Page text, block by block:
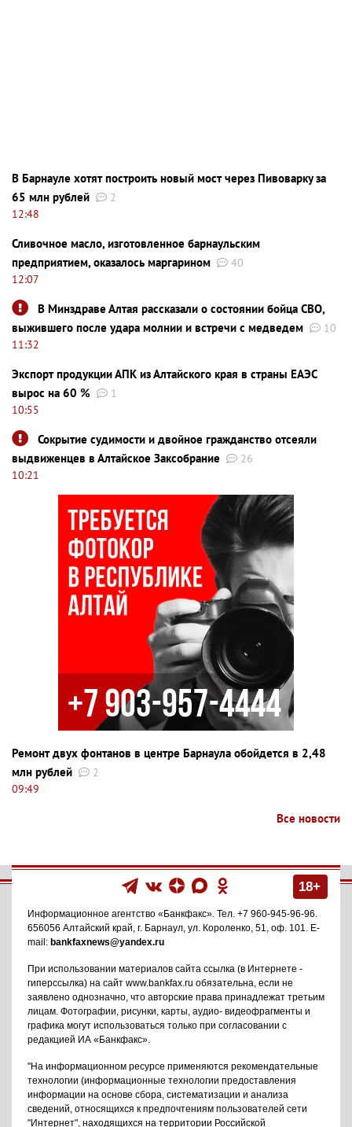
В Барнауле хотят построить новый мост через Пивоварку за
65 млн рублей
2
12:48
Сливочное масло, изготовленное барнаульским
предприятием, оказалось маргарином
40
12:07
В Минздраве Алтая рассказали о состоянии бойца СВО,
выжившего после удара молнии и встречи с медведем
10
11:32
Экспорт продукции АПК из Алтайского края в страны ЕАЭС
вырос на 60 %
1
10:55
Сокрытие судимости и двойное гражданство отсеяли
выдвиженцев в Алтайское Заксобрание
26
10:21
Ремонт двух фонтанов в центре Барнаула обойдется в 2,48
млн рублей
2
09:49
Все новости
18+
Информационное агентство «Банкфакс» . Тел. +7 960-945-96-96
656056 Алтайский край, г. Барнаул ул. Короленко, 51, оф. 101
. E-
mail: bankfaxnews@yandex.ru
При использовании материалов сайта ссылка (в Интернете -
гиперссылка) на сайт www.bankfax.ru обязательна, если не
заявлено однозначно, что авторские права принадлежат третьим
лицам. Фотографии, рисунки, карты, аудио- видеофрагменты и
графика могут использоваться только при согласовании с
редакцией ИА «Банкфакс».
"На информационном ресурсе применяются рекомендательные
технологии (информационные технологии предоставления
информации на основе сбора, систематизации и анализа
сведений, относящихся к предпочтениям пользователей сети
"Интернет", находящихся на территории Российской